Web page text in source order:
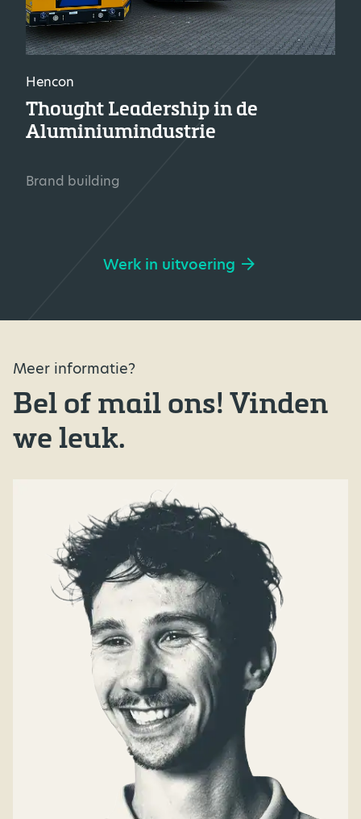
Hencon
Thought Leadership in de
Aluminiumindustrie
Brand building
Werk in uitvoering
Meer informatie?
Bel of mail ons! Vinden
we leuk.